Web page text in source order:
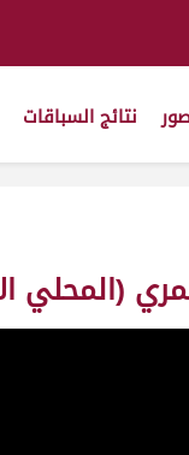
نتائج السباقات